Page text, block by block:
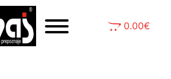
0.00€